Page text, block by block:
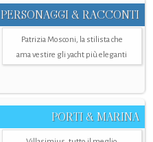
PERSONAGGI & RACCONTI
Patrizia Mosconi, la stilista che
ama vestire gli yacht più eleganti
PORTI & MARINA